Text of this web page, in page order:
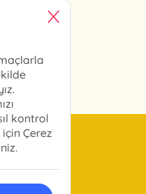
13 13
kontrol
Çerez